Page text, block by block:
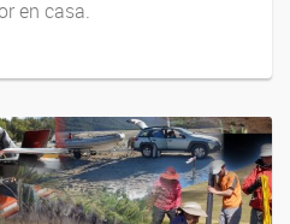
en casa.